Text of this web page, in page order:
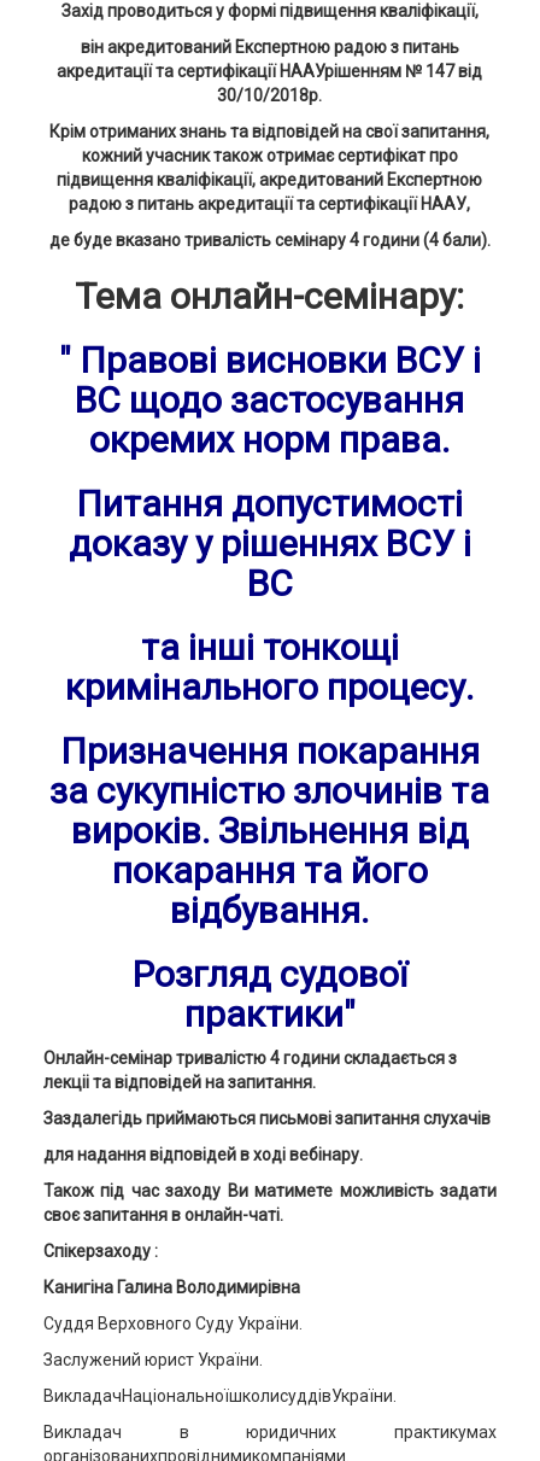
Захід проводиться у формі підвищення кваліфікації,
він акредитований Експертною радою з питань
акредитації та сертифікації НААУрішенням № 147 від
30/10/2018р.
Крім отриманих знань та відповідей на свої запитання,
кожний учасник також отримає сертифікат про
підвищення кваліфікації, акредитований Експертною
радою з питань акредитації та сертифікації НААУ,
де буде вказано тривалість семінару 4 години (4 бали).
Тема онлайн-семінару:
" Правові висновки ВСУ і
ВС щодо застосування
окремих норм права.
Питання допустимості
доказу у рішеннях ВСУ і
ВС
та інші тонкощі
кримінального процесу.
Призначення покарання
за сукупністю злочинів та
вироків. Звільнення від
покарання та його
відбування.
Розгляд судової
практики"
Онлайн-семінар тривалістю 4 години складається з
лекціі та відповідей на запитання.
Заздалегідь приймаються письмові запитання слухачів
для надання відповідей в ході вебінару.
Також під час заходу Ви матимете можливість задати
своє запитання в онлайн-чаті.
Спікерзаходу :
Канигіна Галина Володимирівна
Суддя Верховного Суду України.
Заслужений юрист України.
ВикладачНаціональноїшколисуддівУкраїни.
Викладач в юридичних практикумах
організованихпровіднимикомпаніями.